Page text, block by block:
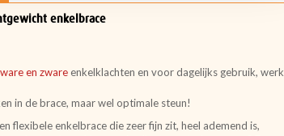
enkelbrace
en zware enkelklachten en voor dagelijks gebruik, werk
in de brace, maar wel optimale steun!
flexibele enkelbrace die zeer fijn zit, heel ademend is,